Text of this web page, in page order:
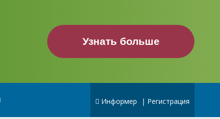
Узнать больше
Информер | Регистрация